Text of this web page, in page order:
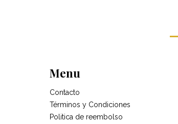
Menu
Contacto
Términos y Condiciones
Politica de reembolso